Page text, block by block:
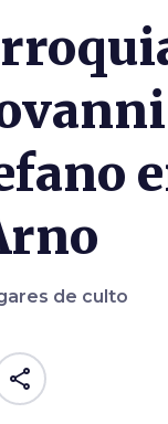
de culto
share